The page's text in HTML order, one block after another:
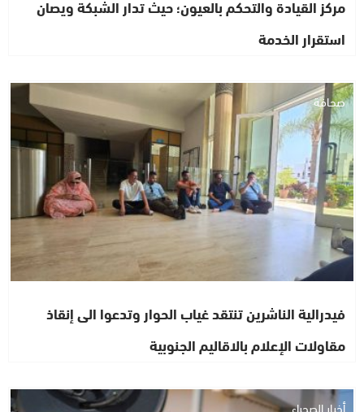
مركز القيادة والتحكم بالعيون؛ حيث تدار الشبكة ويصان
استقرار الخدمة
صحافة
فيدرالية الناشرين تنتقد غياب الحوار وتدعوا الى إنقاذ
مقاولات الإعلام بالاقاليم الجنوبية
أخبار الصحراء